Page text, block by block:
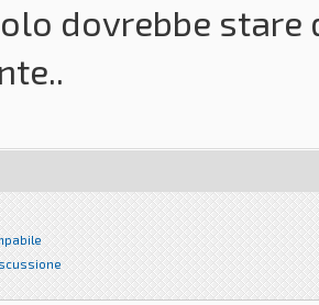
dovrebbe stare